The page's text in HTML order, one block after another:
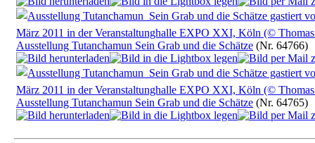
Ausstellung Tutanchamun Sein Grab und die Schätze (Nr. 64766)
Ausstellung Tutanchamun Sein Grab und die Schätze (Nr. 64765)